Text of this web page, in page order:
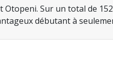
Sur un total de
débutant à